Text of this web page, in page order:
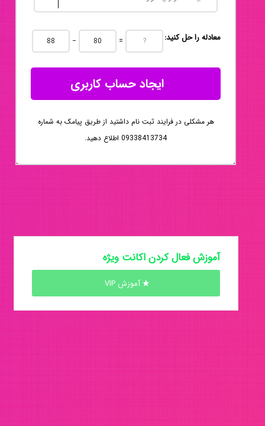
:معادله را حل کنید − =
ایجاد حساب کاربری
هر مشکلی در فرایند ثبت نام داشتید از طریق پیامک به شماره
09338413734 اطلاع دهید.
آموزش فعال کردن اکانت ویژه
آموزش VIP